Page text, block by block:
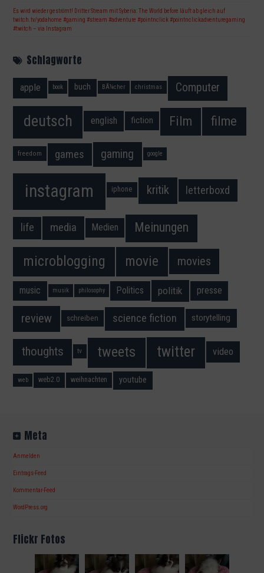
Es wird wieder geströmt! Dritter Stream mit Syberia: The World before läuft ab gleich auf
twitch.tv/yodahome #gaming #stream #adventure #pointnclick #pointnclickadventuregaming
#twitch – via Instagram
Schlagworte
apple book buch BÃ¼cher christmas Computer
deutsch english fiction Film filme
freedom games gaming google
instagram iphone kritik letterboxd
life media Medien Meinungen
microblogging movie movies
music musik philosophy Politics politik presse
review schreiben science fiction storytelling
thoughts tv tweets twitter video
web web2.0 weihnachten youtube
Meta
Anmelden
Eintrags-Feed
Kommentar-Feed
WordPress.org
Flickr Fotos